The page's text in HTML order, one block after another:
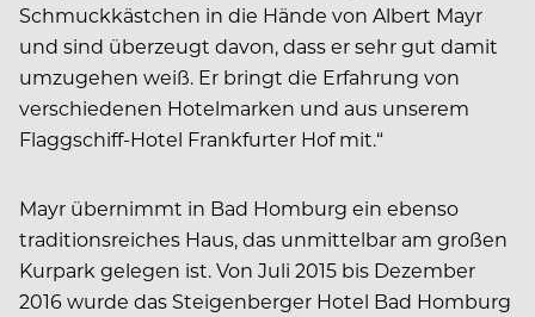
Schmuckkästchen in die Hände von Albert Mayr
und sind überzeugt davon, dass er sehr gut damit
umzugehen weiß. Er bringt die Erfahrung von
verschiedenen Hotelmarken und aus unserem
Flaggschiff-Hotel Frankfurter Hof mit.“
Mayr übernimmt in Bad Homburg ein ebenso
traditionsreiches Haus, das unmittelbar am großen
Kurpark gelegen ist. Von Juli 2015 bis Dezember
2016 wurde das Steigenberger Hotel Bad Homburg